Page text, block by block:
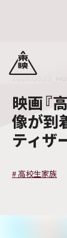
映画『
像が到
ティザ
# 高校生家族